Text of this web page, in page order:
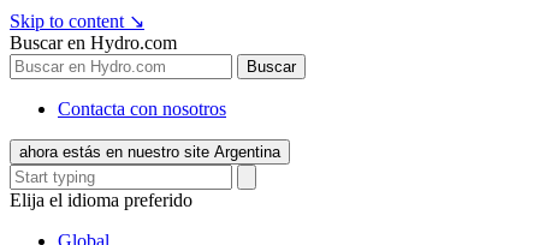
Skip to content ↘
Buscar en Hydro.com
Buscar
Contacta con nosotros
ahora estás en nuestro site Argentina
Elija el idioma preferido
Global